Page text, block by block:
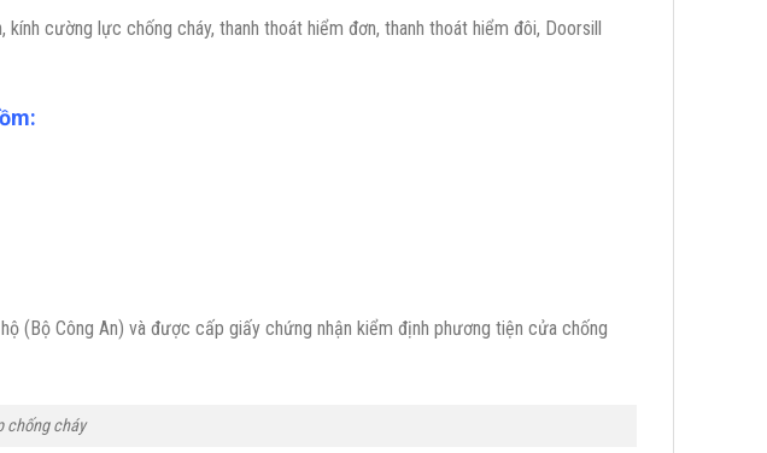
cường lực chống cháy, thanh thoát hiểm đơn, thanh thoát hiểm đôi, Doorsill
(Bộ Công An) và được cấp giấy chứng nhận kiểm định phương tiện cửa chống
chống cháy